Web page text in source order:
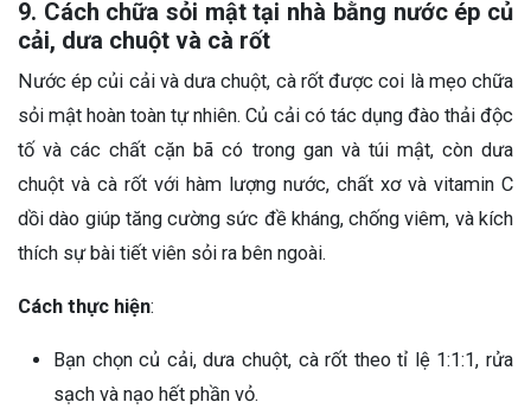
9. Cách chữa sỏi mật tại nhà bằng nước ép củ
cải, dưa chuột và cà rốt
Nước ép củi cải và dưa chuột, cà rốt được coi là mẹo chữa
sỏi mật hoàn toàn tự nhiên. Củ cải có tác dụng đào thải độc
tố và các chất cặn bã có trong gan và túi mật, còn dưa
chuột và cà rốt với hàm lượng nước, chất xơ và vitamin C
dồi dào giúp tăng cường sức đề kháng, chống viêm, và kích
thích sự bài tiết viên sỏi ra bên ngoài.
Cách thực hiện:
Bạn chọn củ cải, dưa chuột, cà rốt theo tỉ lệ 1:1:1, rửa
sạch và nạo hết phần vỏ.